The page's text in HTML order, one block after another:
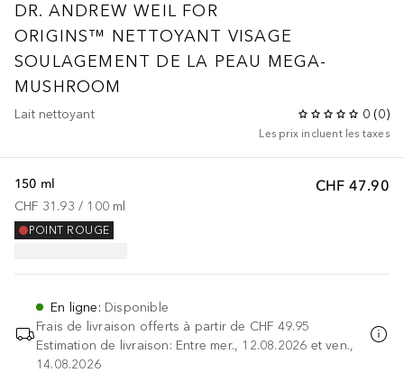
DR. ANDREW WEIL FOR
ORIGINS™ NETTOYANT VISAGE
SOULAGEMENT DE LA PEAU MEGA-
MUSHROOM
Lait nettoyant 0 (0)
Les prix incluent les taxes
CHF 47.90
150 ml
CHF 31.93 / 100 ml
POINT ROUGE
En ligne: Disponible
Frais de livraison offerts à partir de CHF 49.95
Estimation de livraison: Entre mer., 12.08.2026 et ven.,
14.08.2026